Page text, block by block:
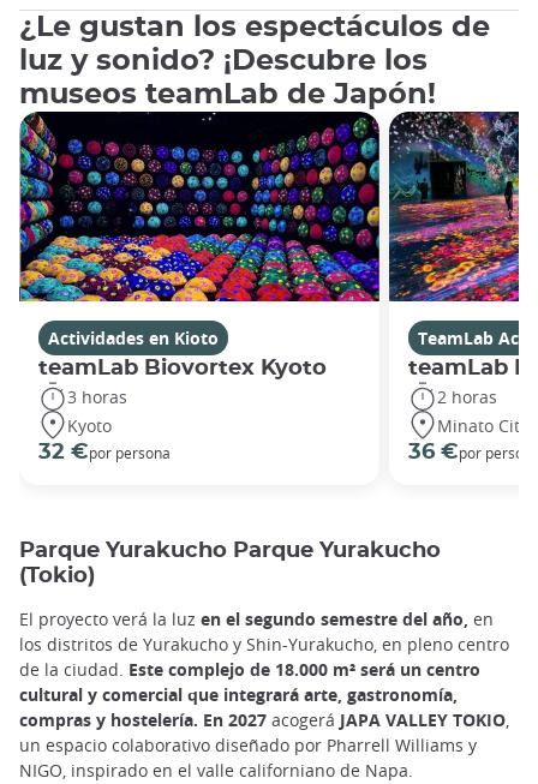
¿Le gustan los espectáculos de
luz y sonido? ¡Descubre los
museos teamLab de Japón!
Actividades en Kioto
teamLab Biovortex Kyoto
3 horas
Kyoto
32 €por persona
TeamLab
teamLab
2 horas
Minato City
36 €por
Parque Yurakucho Parque Yurakucho
(Tokio)
El proyecto verá la luz en el segundo semestre del año, en
los distritos de Yurakucho y Shin-Yurakucho, en pleno centro
de la ciudad. Este complejo de 18.000 m² será un centro
cultural y comercial que integrará arte, gastronomía,
compras y hostelería. En 2027 acogerá JAPA VALLEY TOKIO,
un espacio colaborativo diseñado por Pharrell Williams y
NIGO, inspirado en el valle californiano de Napa.